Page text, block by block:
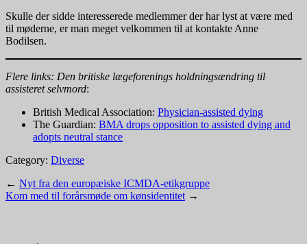
Skulle der sidde interesserede medlemmer der har lyst at være med
til møderne, er man meget velkommen til at kontakte Anne
Bodilsen.
Flere links: Den britiske lægeforenings holdningsændring til
assisteret selvmord:
British Medical Association: Physician-assisted dying
The Guardian: BMA drops opposition to assisted dying and
adopts neutral stance
Category: Diverse
← Nyt fra den europæiske ICMDA-etikgruppe
Kom med til forårsmøde om kønsidentitet→